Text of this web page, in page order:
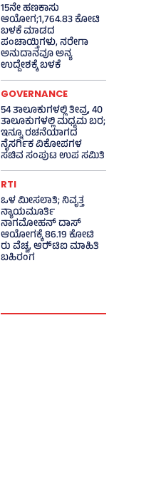
15ನೇ ಹಣಕಾಸು
ಆಯೋಗ;1,764.83 ಕೋಟಿ
ಬಳಕೆ ಮಾಡದ
ಪಂಚಾಯ್ತಿಗಳು, ನರೇಗಾ
ಅನುದಾನವೂ ಅನ್ಯ
ಉದ್ದೇಶಕ್ಕೆ ಬಳಕೆ
GOVERNANCE
54 ತಾಲೂಕುಗಳಲ್ಲಿ ತೀವ್ರ, 40
ತಾಲೂಕುಗಳಲ್ಲಿ ಮಧ್ಯಮ ಬರ;
ಇನ್ನೂ ರಚನೆಯಾಗದ
ನೈಸರ್ಗಿಕ ವಿಕೋಪಗಳ
ಸಚಿವ ಸಂಪುಟ ಉಪ ಸಮಿತಿ
RTI
ಒಳ ಮೀಸಲಾತಿ; ನಿವೃತ್ತ
ನ್ಯಾಯಮೂರ್ತಿ
ನಾಗಮೋಹನ್ ದಾಸ್
ಆಯೋಗಕ್ಕೆ 86.19 ಕೋಟಿ
ರು ವೆಚ್ಚ, ಆರ್‍‌ಟಿಐ ಮಾಹಿತಿ
ಬಹಿರಂಗ